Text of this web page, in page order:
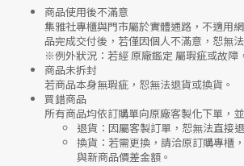
商品使用後不滿意
集雅社專櫃與門市屬於實體通路，不適用
品完成交付後，若僅因個人不滿意，恕無
※例外狀況：若經 原廠鑑定 屬瑕疵或故障
商品未拆封
若商品本身無瑕疵，恕無法退貨或換貨。
買錯商品
所有商品均依訂購單向原廠客製化下單 ，
退貨 ：因屬客製訂單，恕無法直接
換貨 ：若需更換，請洽原訂購專櫃
與新商品價差金額 。